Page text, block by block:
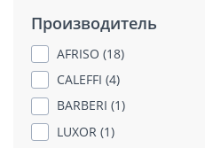
Производитель
AFRISO (18)
CALEFFI (4)
BARBERI (1)
LUXOR (1)